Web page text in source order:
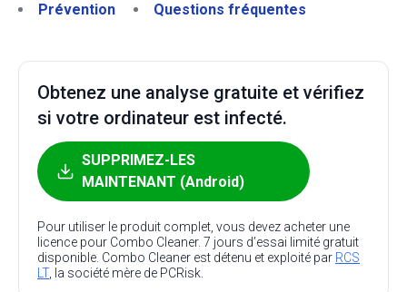
Prévention
Questions fréquentes
Obtenez une analyse gratuite et vérifiez
si votre ordinateur est infecté.
SUPPRIMEZ-LES
MAINTENANT (Android)
Pour utiliser le produit complet, vous devez acheter une
licence pour Combo Cleaner. 7 jours d’essai limité gratuit
disponible. Combo Cleaner est détenu et exploité par RCS
LT, la société mère de PCRisk.